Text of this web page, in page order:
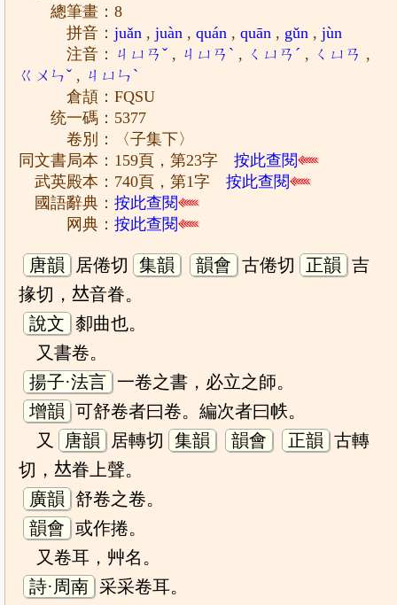
總筆畫：8
拼音：juǎn ,juàn ,quán ,quān , gǔn ,jùn
注音： ㄐㄩㄢˇ , ㄐㄩㄢˋ , ㄑㄩㄢˊ , ㄑㄩㄢ ,
ㄍㄨㄣˇ , ㄐㄩㄣˋ
倉頡：FQSU
统一碼：5377
卷別：〈子集下〉
同文書局本：159頁，第23字按此查閱
武英殿本：740頁，第1字按此查閱
國語辭典：按此查閱
网典：按此查閱
唐韻 居倦切 集韻 韻會 古倦切 正韻 吉
掾切，𠀤音眷。
說文 厀曲也。
又書卷。
揚子·法言 一卷之書，必立之師。
增韻 可舒卷者曰卷。編次者曰帙。
又
唐韻 居轉切 集韻 韻會 正韻 古轉
切，𠀤眷上聲。
廣韻 舒卷之卷。
韻會 或作捲。
又卷耳，艸名。
詩·周南 采采卷耳。